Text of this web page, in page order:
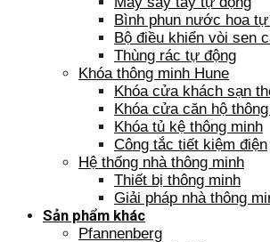
Bình phun nước hoa
Bộ điều khiển vòi sen
Thùng rác tự động
Khóa thông minh Hune
Khóa cửa khách sạn
Khóa cửa căn hộ
Khóa tủ kệ thông minh
Công tắc tiết kiệm điện
Hệ thống nhà thông minh
Thiết bị thông minh
Giải pháp nhà thông
Sản phẩm khác
Pfannenberg